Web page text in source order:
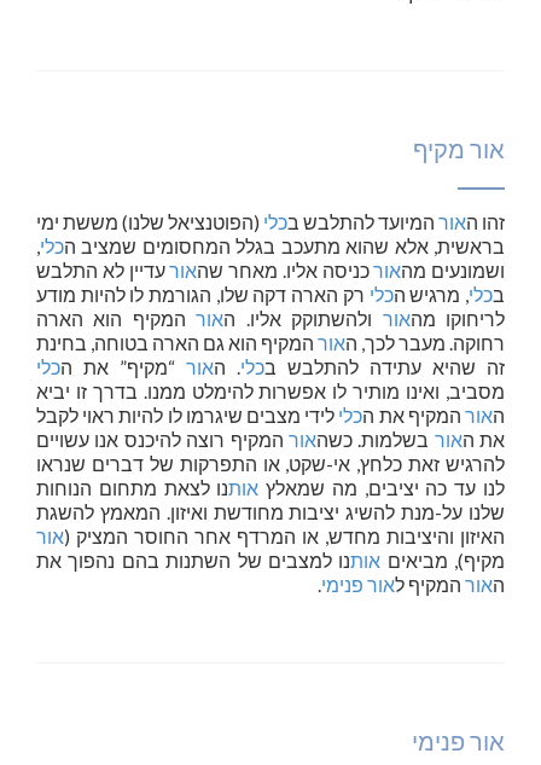
אור מקיף
זהו האור המיועד להתלבש בכלי (הפוטנציאל שלנו) מששת ימי
בראשית, אלא שהוא מתעכב בגלל המחסומים שמציב הכלי,
ושמונעים מהאורכניסה אליו. מאחר שהאורעדיין לא התלבש
בכלי, מרגיש הכלי רק הארה דקה שלו, הגורמת לו להיות מודע
לריחוקו מהאור ולהשתוקק אליו. האורהמקיף הוא הארה
רחוקה. מעבר לכך, האור המקיף הוא גם הארה בטוחה, בחינת
זה שהיא עתידה להתלבש בכלי. האור “מקיף” את הכלי
מסביב, ואינו מותיר לו אפשרות להימלט ממנו. בדרך זו יביא
האורהמקיף את הכלי לידי מצבים שיגרמו לו להיות ראוי לקבל
את האור בשלמות. כשהאור המקיף רוצה להיכנס אנו עשויים
להרגיש זאת כלחץ, אי-שקט, או התפרקות של דברים שנראו
לנו עד כה יציבים, מה שמאלץ אותנו לצאת מתחום הנוחות
שלנו על-מנת להשיג יציבות מחודשת ואיזון. המאמץ להשגת
האיזון והיציבות מחדש, או המרדף אחר החוסר המציק (אור
מקיף), מביאים אותנו למצבים של השתנות בהם נהפוך את
האור המקיף לאור פנימי.
אור פנימי